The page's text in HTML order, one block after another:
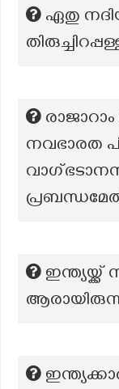
ഏതു
നവഭാരത
ഇന്ത്യയ്ക്ക്